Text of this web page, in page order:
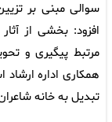
سوالی مبنی بر
افزود: بخشی از
مرتبط پیگیری و
همکاری اداره
تبدیل به خانه